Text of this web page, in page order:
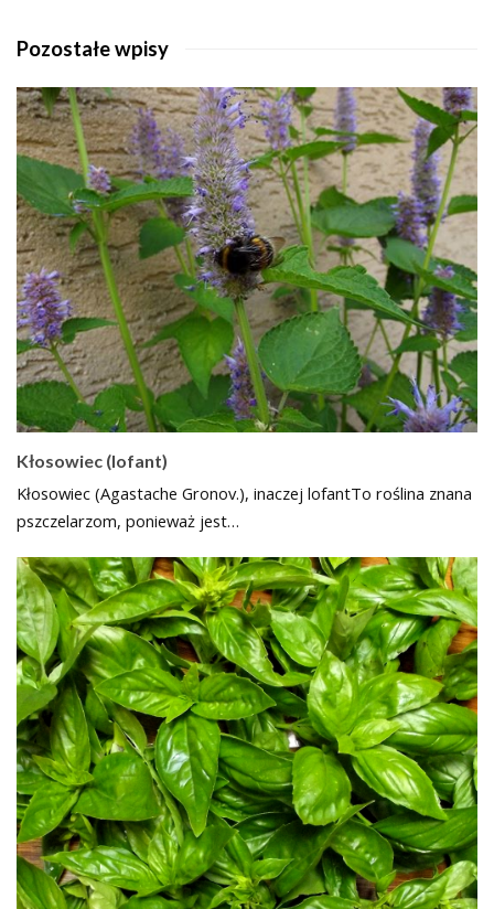
Pozostałe wpisy
Kłosowiec (lofant)
Kłosowiec (Agastache Gronov.), inaczej lofantTo roślina znana
pszczelarzom, ponieważ jest…